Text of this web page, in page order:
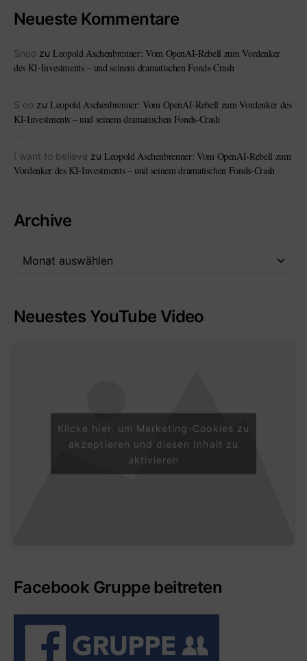
Neueste Kommentare
Snoo zu Leopold Aschenbrenner: Vom OpenAI-Rebell zum Vordenker
des KI-Investments – und seinem dramatischen Fonds-Crash
S oo zu Leopold Aschenbrenner: Vom OpenAI-Rebell zum Vordenker des
KI-Investments – und seinem dramatischen Fonds-Crash
I want to believe zu Leopold Aschenbrenner: Vom OpenAI-Rebell zum
Vordenker des KI-Investments – und seinem dramatischen Fonds-Crash
Archive
Neuestes YouTube Video
Klicke hier, um Marketing-Cookies zu
akzeptieren und diesen Inhalt zu
aktivieren
Facebook Gruppe beitreten